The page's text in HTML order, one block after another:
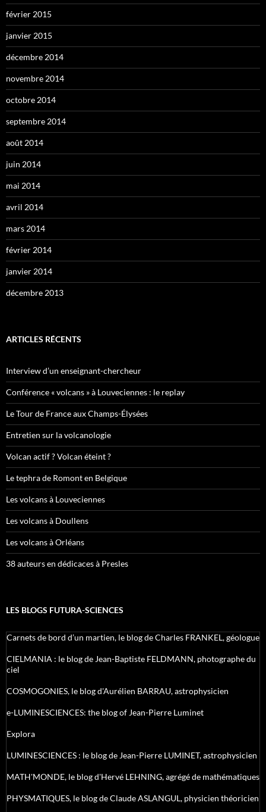
février 2015
janvier 2015
décembre 2014
novembre 2014
octobre 2014
septembre 2014
août 2014
juin 2014
mai 2014
avril 2014
mars 2014
février 2014
janvier 2014
décembre 2013
ARTICLES RÉCENTS
Interview d’un enseignant-chercheur
Conférence « volcans » à Louveciennes : le replay
Le Tour de France aux Champs-Élysées
Entretien sur la volcanologie
Volcan actif ? Volcan éteint ?
Le tephra de Romont en Belgique
Les volcans à Louveciennes
Les volcans à Doullens
Les volcans à Orléans
38 auteurs en dédicaces à Presles
LES BLOGS FUTURA-SCIENCES
Carnets de bord d’un martien, le blog de Charles FRANKEL, géologue
CIELMANIA : le blog de Jean-Baptiste FELDMANN, photographe du
ciel
COSMOGONIES, le blog d'Aurélien BARRAU, astrophysicien
e-LUMINESCIENCES: the blog of Jean-Pierre Luminet
Explora
LUMINESCIENCES : le blog de Jean-Pierre LUMINET, astrophysicien
MATH'MONDE, le blog d'Hervé LEHNING, agrégé de mathématiques
PHYSMATIQUES, le blog de Claude ASLANGUL, physicien théoricien